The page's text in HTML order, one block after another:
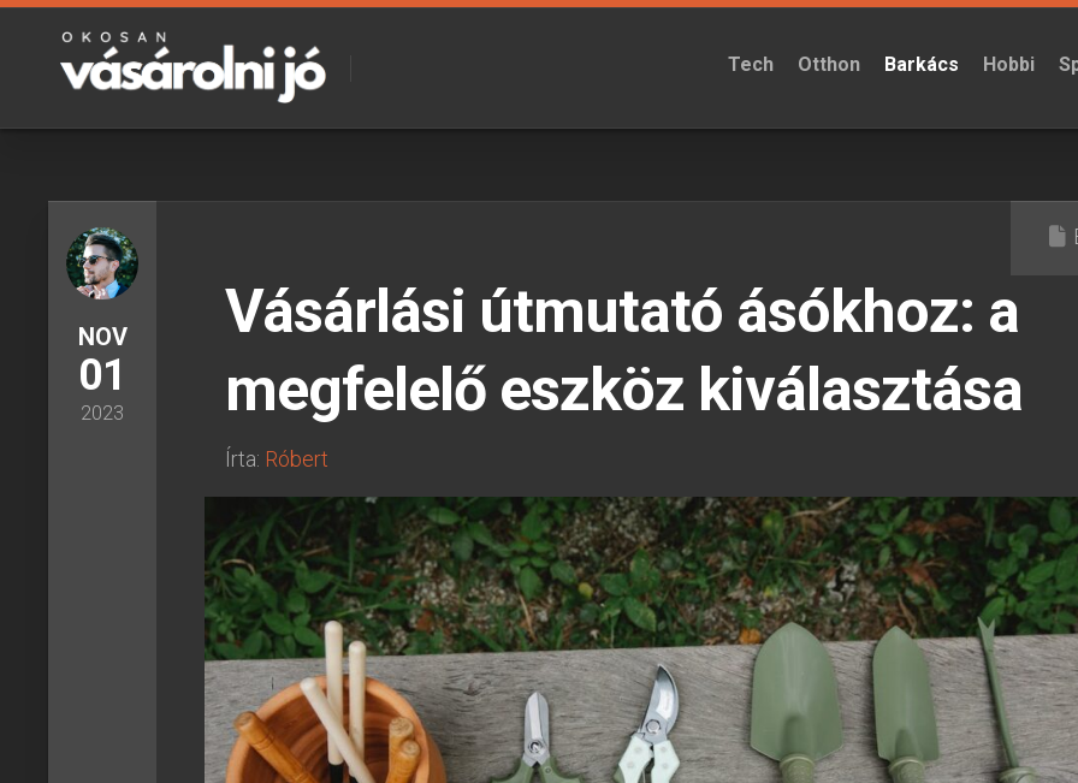
Skip
content
Tech Otthon Barkács Hobbi
NOV
01
2023
Vásárlási útmutató ásókhoz: a
megfelelő eszköz kiválasztása
Írta: Róbert